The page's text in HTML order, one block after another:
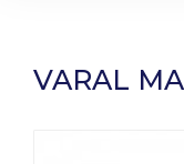
VARAL